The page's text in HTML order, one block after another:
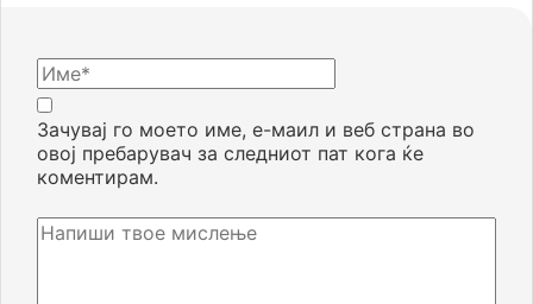
Зачувај го моето име, е-маил и веб страна во
овој пребарувач за следниот пат кога ќе
коментирам.